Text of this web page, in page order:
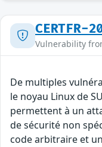
CERTFR-
Vulnerability
De multiples
le noyau Linux de
permettent à un
de sécurité non
code arbitraire et